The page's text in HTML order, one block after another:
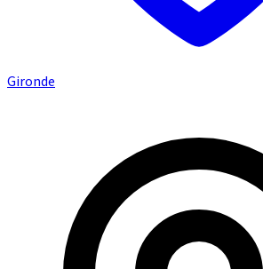
Gironde